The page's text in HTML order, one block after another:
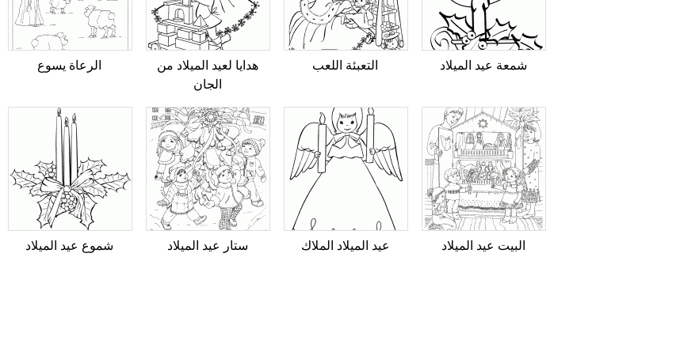
الرعاة يسوع
هدايا لعيد الميلاد من
الجان
التعبئة اللعب شمعة عيد الميلاد
شموع عيد الميلاد ستار عيد الميلاد عيد الميلاد الملاك البيت عيد الميلاد